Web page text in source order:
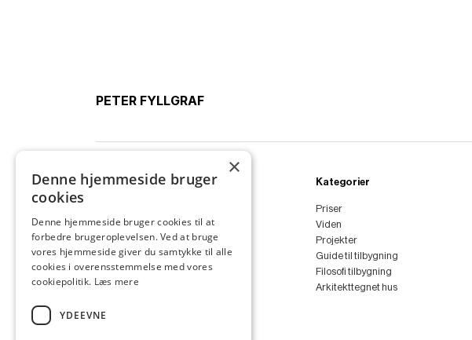
PETER FYLLGRAF
Ydelser
Sommerhus
Anneks
Tilbygning
Ombygning
Renovering
Kategorier
Priser
Viden
Projekter
Guide til tilbygning
Filosofi tilbygning
Arkitekttegnet hus
×
Denne hjemmeside bruger
cookies
Denne hjemmeside bruger cookies til at
forbedre brugeroplevelsen. Ved at bruge
vores hjemmeside giver du samtykke til alle
cookies i overensstemmelse med vores
cookiepolitik. Læs mere
YDEEVNE